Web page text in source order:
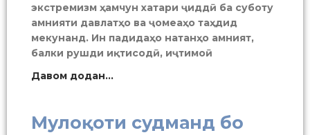
экстремизм ҳамчун хатари ҷиддӣ ба суботу
амнияти давлатҳо ва ҷомеаҳо таҳдид
мекунанд. Ин падидаҳо натанҳо амният,
балки рушди иқтисодӣ, иҷтимоӣ
Давом додан...
Мулоқоти судманд бо